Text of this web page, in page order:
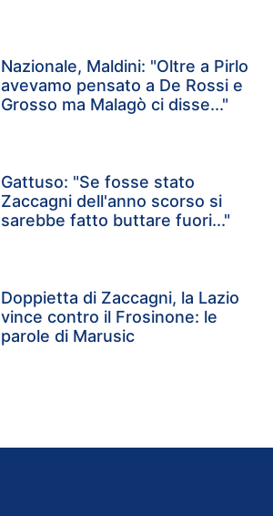
Nazionale, Maldini: "Oltre a Pirlo
avevamo pensato a De Rossi e
Grosso ma Malagò ci disse..."
Gattuso: "Se fosse stato
Zaccagni dell'anno scorso si
sarebbe fatto buttare fuori..."
Doppietta di Zaccagni, la Lazio
vince contro il Frosinone: le
parole di Marusic